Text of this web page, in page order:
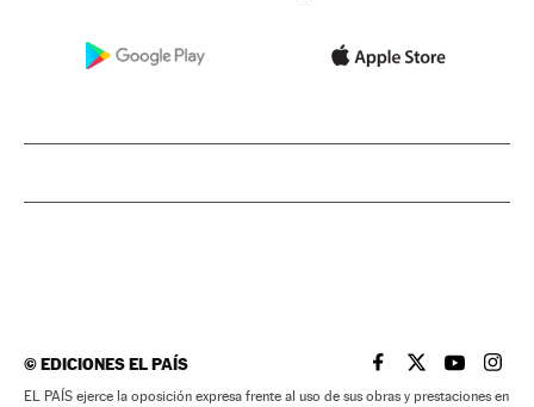
©EDICIONES EL PAÍS EL PAÍS BRASIL EN
EL PAÍSEL PAÍS
EL
EL PAÍS ejerce la oposición expresa frente al uso de sus obras y prestaciones en